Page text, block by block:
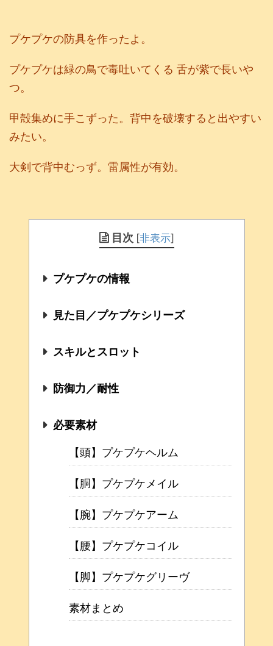
プケプケの防具を作ったよ。
プケプケは緑の鳥で毒吐いてくる 舌が紫で長いや
つ。
甲殻集めに手こずった。背中を破壊すると出やすい
みたい。
大剣で背中むっず。雷属性が有効。
目次 [非表示]
プケプケの情報
見た目／プケプケシリーズ
スキルとスロット
防御力／耐性
必要素材
【頭】プケプケヘルム
【胴】プケプケメイル
【腕】プケプケアーム
【腰】プケプケコイル
【脚】プケプケグリーヴ
素材まとめ